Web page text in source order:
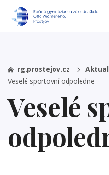
rg.prostejov.cz
Veselé sportovní odpoledne
Veselé